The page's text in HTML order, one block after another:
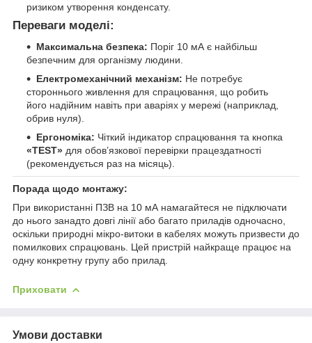
ризиком утворення конденсату.
Переваги моделі:
Максимальна безпека: Поріг 10 мА є найбільш
безпечним для організму людини.
Електромеханічний механізм: Не потребує
стороннього живлення для спрацювання, що робить
його надійним навіть при аваріях у мережі (наприклад,
обрив нуля).
Ергономіка: Чіткий індикатор спрацювання та кнопка
«TEST» для обов’язкової перевірки працездатності
(рекомендується раз на місяць).
Порада щодо монтажу:
При використанні ПЗВ на 10 мА намагайтеся не підключати
до нього занадто довгі лінії або багато приладів одночасно,
оскільки природні мікро-витоки в кабелях можуть призвести до
помилкових спрацювань. Цей пристрій найкраще працює на
одну конкретну групу або прилад.
Приховати
Умови доставки